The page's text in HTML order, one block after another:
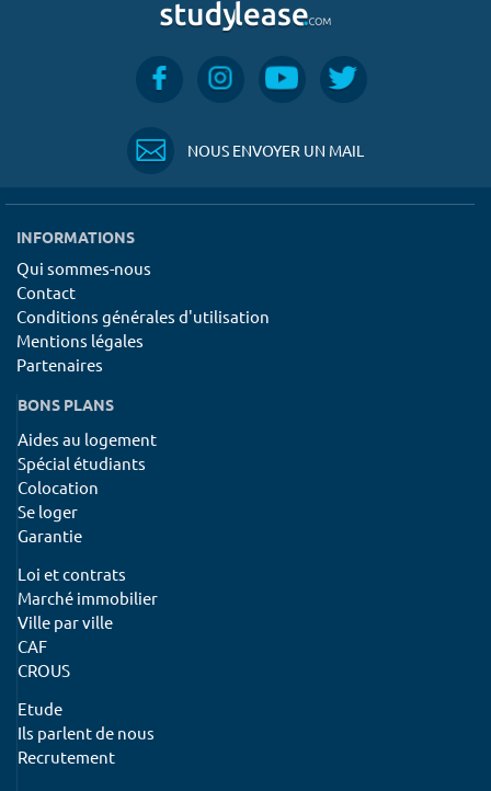
NOUS ENVOYER UN MAIL
INFORMATIONS
Qui sommes-nous
Contact
Conditions générales d'utilisation
Mentions légales
Partenaires
BONS PLANS
Aides au logement
Spécial étudiants
Colocation
Se loger
Garantie
Loi et contrats
Marché immobilier
Ville par ville
CAF
CROUS
Etude
Ils parlent de nous
Recrutement